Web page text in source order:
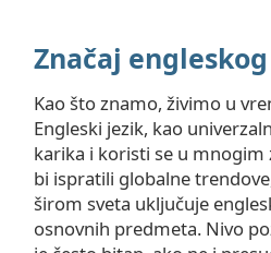
Značaj
Kao što znamo, živimo u
Engleski jezik, kao
karika i koristi se u mnogim
bi ispratili globalne
širom sveta uključuje
osnovnih predmeta. Nivo